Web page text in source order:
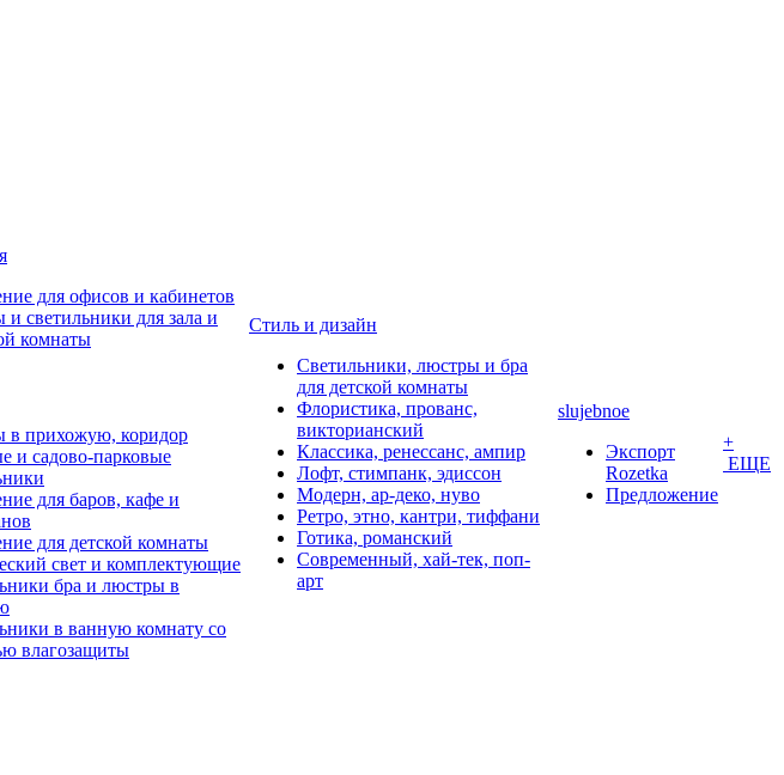
для офисов и кабинетов
светильники для зала и
комнаты
в прихожую, коридор
и садово-парковые
для баров, кафе и
для детской комнаты
свет и комплектующие
бра и люстры в
в ванную комнату со
влагозащиты
Стиль и дизайн
Светильники, люстры и бра
для детской комнаты
Флористика, прованс,
викторианский
Классика, ренессанс, ампир
Лофт, стимпанк, эдиссон
Модерн, ар-деко, нуво
Ретро, этно, кантри, тиффани
Готика, романский
Современный, хай-тек, поп-
арт
slujebnoe
Экспорт
Rozetka
Предложение
+
ЕЩЕ